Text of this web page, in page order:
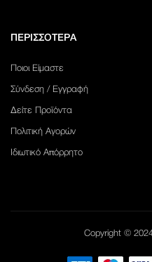
ΠΕΡΙΣΣΟΤΕΡΑ
Ποιοι Είμαστε
Σύνδεση / Εγγραφή
Δείτε Προϊόντα
Πολιτική Αγορών
Ιδιωτικό Απόρρητο
Copyright ©